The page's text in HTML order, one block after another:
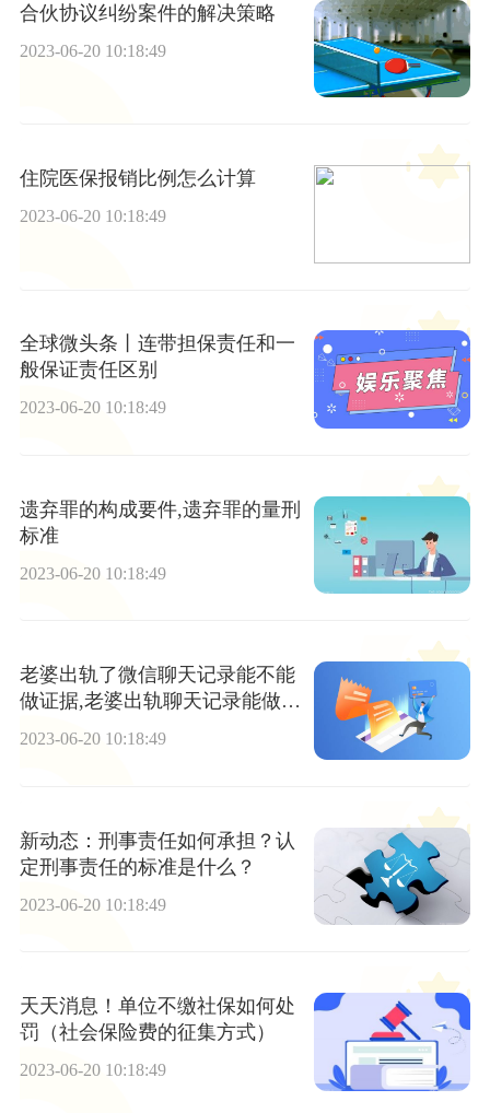
合伙协议纠纷案件的解决策略
2023-06-20 10:18:49
住院医保报销比例怎么计算
2023-06-20 10:18:49
全球微头条丨连带担保责任和一
般保证责任区别
2023-06-20 10:18:49
遗弃罪的构成要件,遗弃罪的量刑
标准
2023-06-20 10:18:49
老婆出轨了微信聊天记录能不能
做证据,老婆出轨聊天记录能做证
据吗-环球快播报
2023-06-20 10:18:49
新动态：刑事责任如何承担？认
定刑事责任的标准是什么？
2023-06-20 10:18:49
天天消息！单位不缴社保如何处
罚（社会保险费的征集方式）
2023-06-20 10:18:49